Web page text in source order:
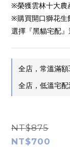
※榮獲雲林十大農
※購買開口獅花生
選擇『黑貓宅配』
全店，常溫滿
全店，低溫宅
NT$875
NT$700